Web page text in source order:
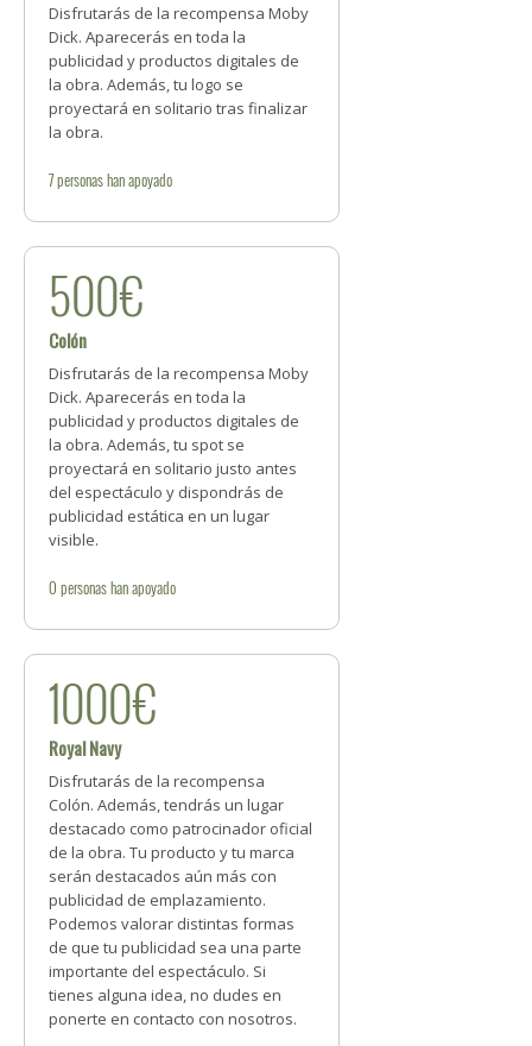
Disfrutarás de la recompensa Moby
Dick. Aparecerás en toda la
publicidad y productos digitales de
la obra. Además, tu logo se
proyectará en solitario tras finalizar
la obra.
7personashan apoyado
500€
Colón
Disfrutarás de la recompensa Moby
Dick. Aparecerás en toda la
publicidad y productos digitales de
la obra. Además, tu spot se
proyectará en solitario justo antes
del espectáculo y dispondrás de
publicidad estática en un lugar
visible.
0 personashan apoyado
1000€
Royal Navy
Disfrutarás de la recompensa
Colón. Además, tendrás un lugar
destacado como patrocinador oficial
de la obra. Tu producto y tu marca
serán destacados aún más con
publicidad de emplazamiento.
Podemos valorar distintas formas
de que tu publicidad sea una parte
importante del espectáculo. Si
tienes alguna idea, no dudes en
ponerte en contacto con nosotros.